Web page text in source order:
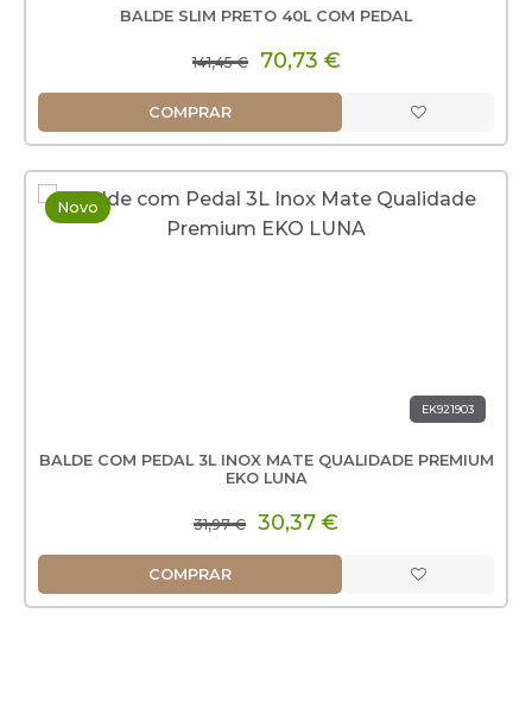
BALDE SLIM PRETO 40L COM PEDAL
141,45 € 70,73 €
COMPRAR
Novo
EK921903
BALDE COM PEDAL 3L INOX MATE QUALIDADE PREMIUM
EKO LUNA
31,97 € 30,37 €
COMPRAR